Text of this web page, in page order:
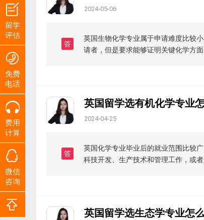
2024-05-06
答
英国生物化学专业属于申请难度比较
请者，但是要求能够证明关键化学方面
英国留学选有机化学专业
2024-04-25
答
英国化学专业毕业后的就业范围比较
科技开发、生产技术和管理工作，或
英国留学选生态学专业怎
留学
评估
免费
电话
费用
计算
微信
咨询